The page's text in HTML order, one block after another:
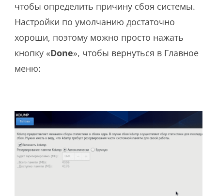
чтобы определить причину сбоя системы.
Настройки по умолчанию достаточно
хороши, поэтому можно просто нажать
кнопку «Done», чтобы вернуться в Главное
меню: